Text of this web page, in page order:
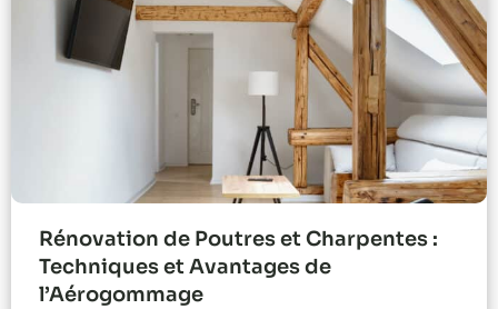
Rénovation de Poutres et Charpentes :
Techniques et Avantages de
l’Aérogommage